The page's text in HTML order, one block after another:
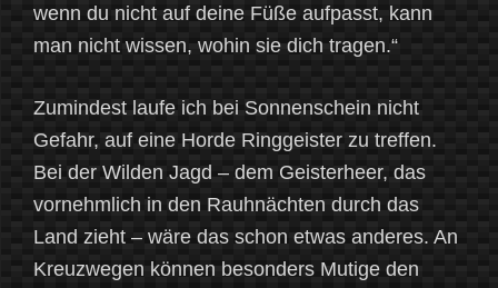
wenn du nicht auf deine Füße aufpasst, kann
man nicht wissen, wohin sie dich tragen.“
Zumindest laufe ich bei Sonnenschein nicht
Gefahr, auf eine Horde Ringgeister zu treffen.
Bei der Wilden Jagd – dem Geisterheer, das
vornehmlich in den Rauhnächten durch das
Land zieht – wäre das schon etwas anderes. An
Kreuzwegen können besonders Mutige den